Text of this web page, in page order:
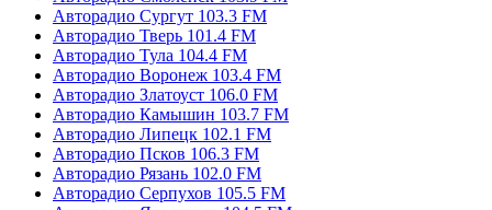
Авторадио Сургут 103.3 FM
Авторадио Тверь 101.4 FM
Авторадио Тула 104.4 FM
Авторадио Воронеж 103.4 FM
Авторадио Златоуст 106.0 FM
Авторадио Камышин 103.7 FM
Авторадио Липецк 102.1 FM
Авторадио Псков 106.3 FM
Авторадио Рязань 102.0 FM
Авторадио Серпухов 105.5 FM